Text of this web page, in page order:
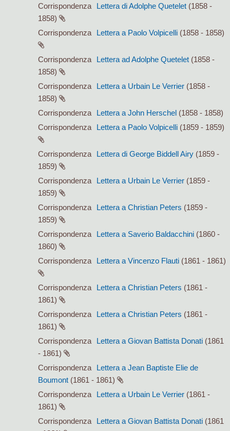
Corrispondenza
Lettera di Adolphe Quetelet (1858 -
1858)
Corrispondenza
Lettera a Paolo Volpicelli (1858 - 1858)
Corrispondenza Lettera ad Adolphe Quetelet (1858 -
1858)
Corrispondenza
Lettera a Urbain Le Verrier (1858 -
1858)
Corrispondenza
Lettera a John Herschel (1858 - 1858)
Corrispondenza
Lettera a Paolo Volpicelli (1859 - 1859)
Corrispondenza Lettera di George Biddell Airy (1859 -
1859)
Corrispondenza
Lettera a Urbain Le Verrier (1859 -
1859)
Corrispondenza
Lettera a Christian Peters (1859 -
1859)
Corrispondenza
Lettera a Saverio Baldacchini (1860 -
1860)
Corrispondenza
Lettera a Vincenzo Flauti (1861 - 1861)
Corrispondenza Lettera a Christian Peters (1861 -
1861)
Corrispondenza
Lettera a Christian Peters (1861 -
1861)
Corrispondenza
Lettera a Giovan Battista Donati (1861
- 1861)
Corrispondenza
Lettera a Jean Baptiste Elie de
Boumont (1861 - 1861)
Corrispondenza
Lettera a Urbain Le Verrier (1861 -
1861)
Corrispondenza
Lettera a Giovan Battista Donati (1861